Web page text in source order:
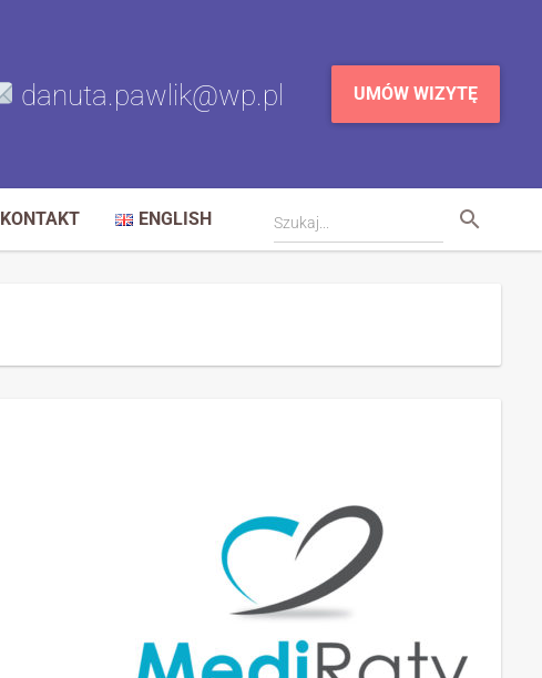
danuta.pawlik@wp.pl UMÓW WIZYTĘ
KONTAKT ENGLISH